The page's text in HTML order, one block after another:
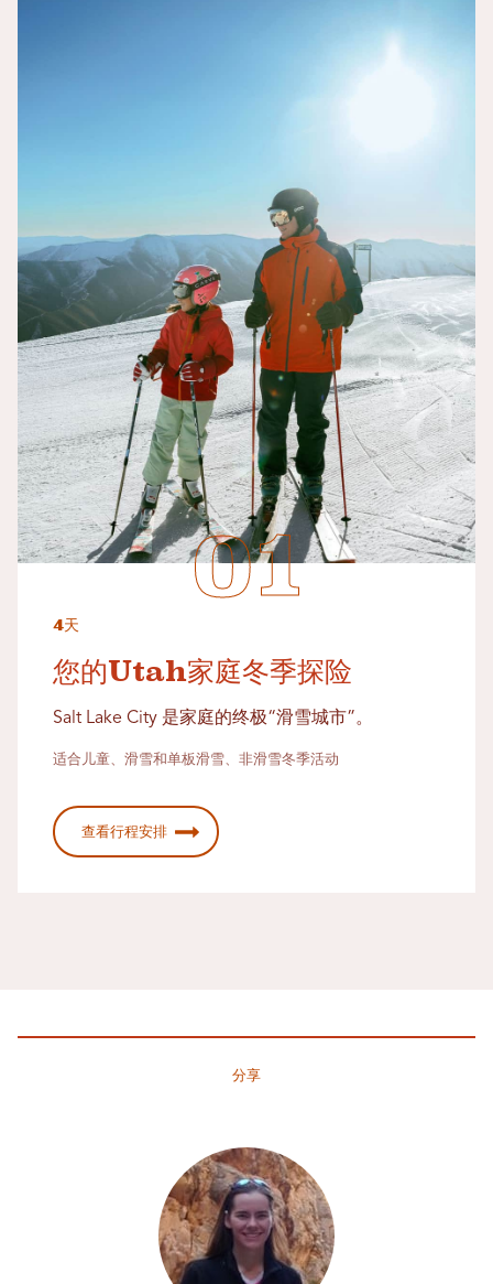
4天
您的Utah家庭冬季探险
Salt Lake City 是家庭的终极“滑雪城市”。
适合儿童、滑雪和单板滑雪、非滑雪冬季活动
查看行程安排
分享